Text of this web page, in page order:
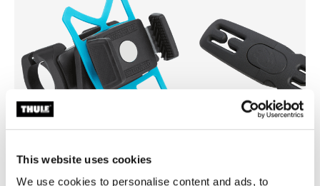
This website uses cookies
We use cookies to personalise content and ads, to